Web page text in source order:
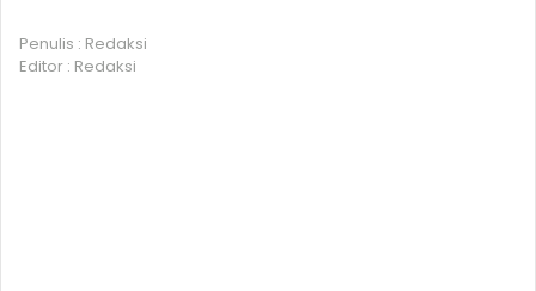
Penulis : Redaksi
Editor : Redaksi